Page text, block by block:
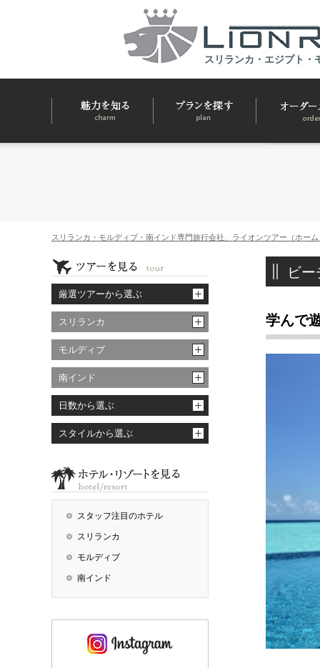
スリランカ・エジプト・
スリランカ・モルディブ・南インド専門旅行会社、ライオンツアー（ホーム
ビ
学んで
厳選ツアーから選ぶ
スリランカ
モルディブ
南インド
日数から選ぶ
スタイルから選ぶ
スタッフ注目のホテル
スリランカ
モルディブ
南インド